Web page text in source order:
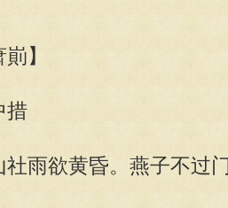
崱】
措
社雨欲黄昏。燕子不过